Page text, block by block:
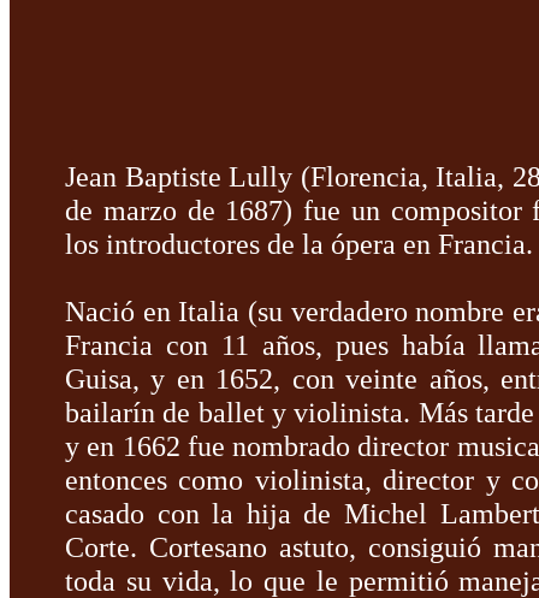
Jean Baptiste Lully (Florencia, Italia,
de marzo de 1687) fue un compositor
los introductores de la ópera en Francia.
Nació en Italia (su verdadero nombre
Francia con 11 años, pues había
Guisa, y en 1652, con veinte años,
bailarín de ballet y violinista. Más
y en 1662 fue nombrado director
entonces como violinista, director y
casado con la hija de Michel
Corte. Cortesano astuto, consiguió
toda su vida, lo que le permitió